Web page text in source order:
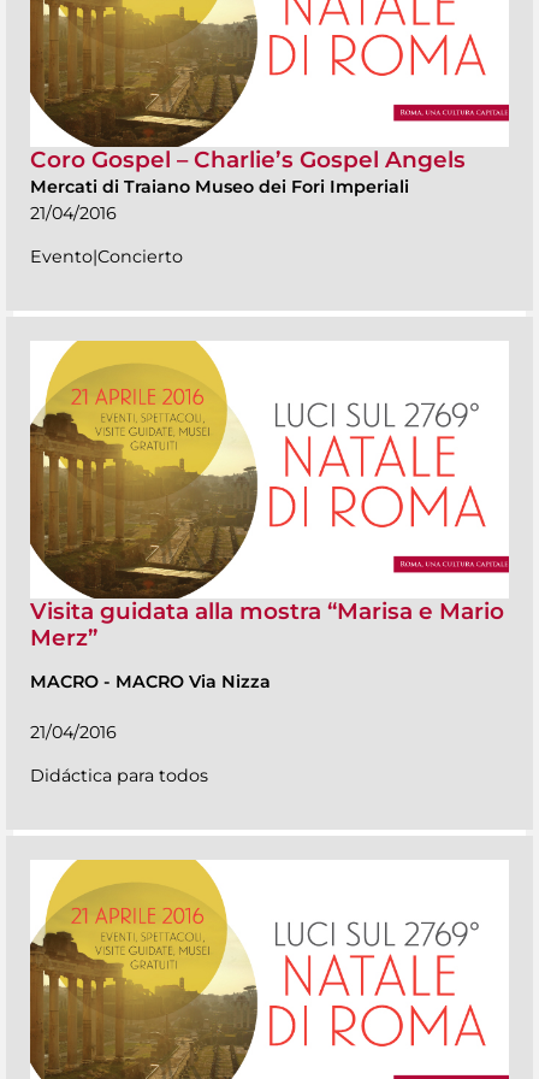
Coro Gospel – Charlie’s Gospel Angels
Mercati di Traiano Museo dei Fori Imperiali
21/04/2016
Evento|Concierto
Visita guidata alla mostra “Marisa e Mario
Merz”
MACRO - MACRO Via Nizza
21/04/2016
Didáctica para todos